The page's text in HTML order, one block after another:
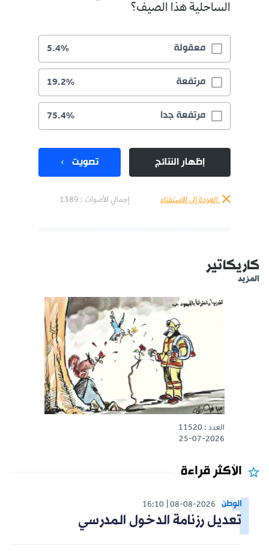
الساحلية هذا الصيف؟
معقولة 5.4%
مرتفعة 19.2%
مرتفعة جدا 75.4%
إظهار النتائج تصويت
العودة إلى الاستفتاء إجمالي الأصوات : 1389
كاريكاتير
المزيد
العدد : 11520
25-07-2026
الأكثر قراءة
الوطن 08-08-2026
16:10
تعديل رزنامة الدخول المدرسي